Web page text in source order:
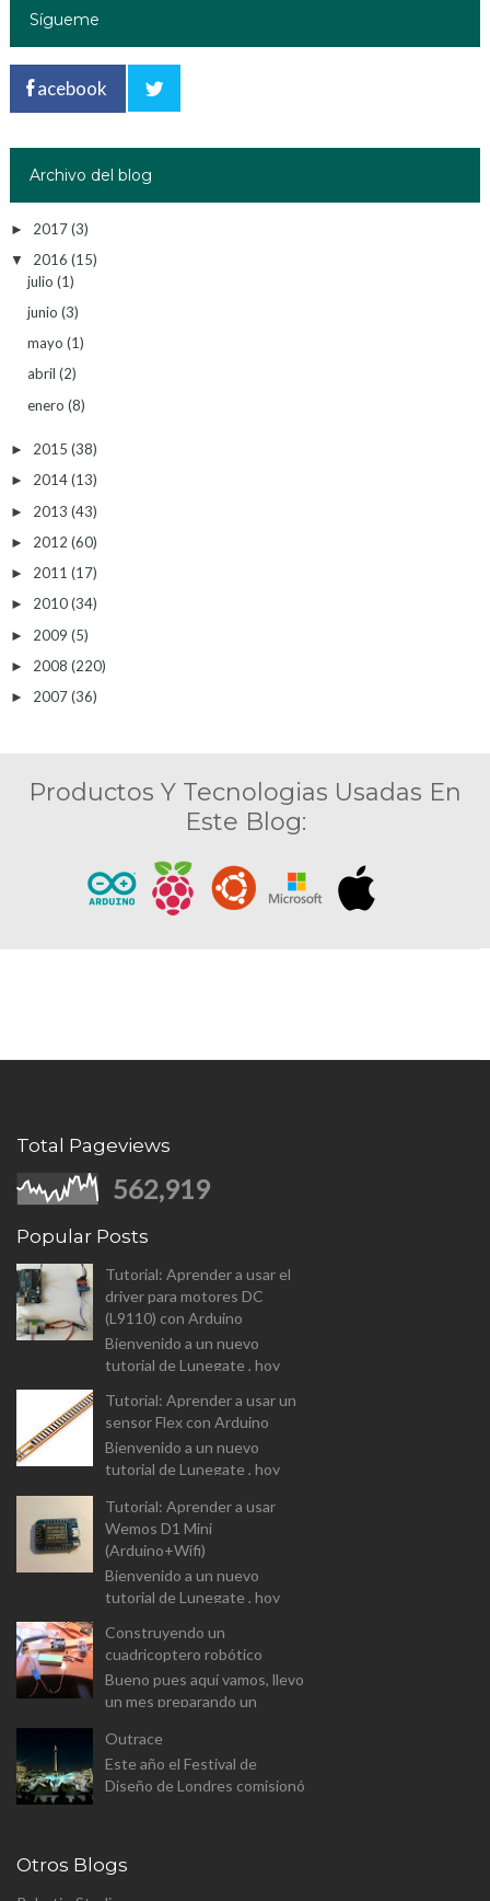
Sígueme
acebook
Archivo del blog
► 2017(3)
▼ 2016 (15)
julio (1)
junio (3)
mayo (1)
abril (2)
enero (8)
► 2015 (38)
► 2014(13)
► 2013 (43)
► 2012 (60)
► 2011 (17)
► 2010(34)
► 2009 (5)
► 2008 (220)
► 2007(36)
Productos Y Tecnologias Usadas En
Este Blog:
Total Pageviews
562,919
Popular Posts
Tutorial: Aprender a usar el
driver para motores DC
(L9110) con Arduino
Bienvenido a un nuevo
tutorial de Lunegate , hoy
controlar motores DC (L9110
Dual-Chanel H-Bridge). I...
Tutorial: Aprender a usar un
sensor Flex con Arduino
Bienvenido a un nuevo
tutorial de Lunegate , hoy
componente un tanto
diferente, y que las
aplicaciones estarán...
Tutorial: Aprender a usar
Wemos D1 Mini
(Arduino+Wifi)
Bienvenido a un nuevo
tutorial de Lunegate , hoy
Arduino equipado con un
modulo Wifi. El Wemos D1
Mini v...
Construyendo un
cuadricoptero robótico
Bueno pues aquí vamos, llevo
un mes preparando un
(aunque a este paso sera
proyecto personal). Se trata
de constr...
Outrace
Este año el Festival de
Diseño de Londres comisionó
pública p...
Otros Blogs